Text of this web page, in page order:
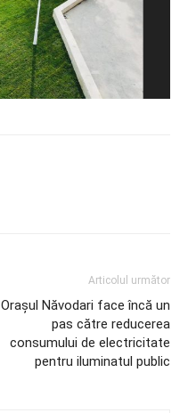
Articolul următor
Orașul Năvodari face încă un
pas către reducerea
consumului de electricitate
pentru iluminatul public